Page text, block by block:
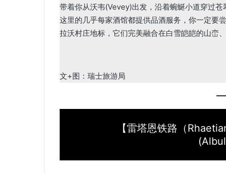
带着你从沃韦(Vevey)出发，沿着蜿蜒小道穿过
这里的几乎每家酒馆都提供品酒服务，你一定要
拉沃村庄地标，它们完美融合在白雪皑皑的山峦
文+图：瑞士旅游局
【雷塔恩铁路（